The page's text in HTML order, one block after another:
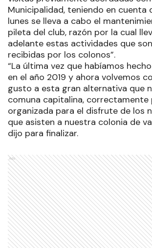
Municipalidad, teniendo en cuenta
lunes se lleva a cabo el
pileta del club, razón por la cual
adelante estas actividades que
recibidas por los colonos”.
“La última vez que habíamos
en el año 2019 y ahora volvemos
gusto a esta gran alternativa que
comuna capitalina, correctamente
organizada para el disfrute de los
que asisten a nuestra colonia de
dijo para finalizar.
Ads